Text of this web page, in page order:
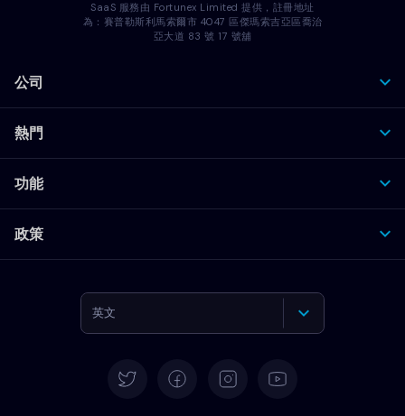
SaaS 服務由 Fortunex Limited 提供，註冊地址
為：賽普勒斯利馬索爾市 4047 區傑瑪索吉亞區喬治
亞大道 83 號 17 號舖
公司
熱門
功能
政策
英文